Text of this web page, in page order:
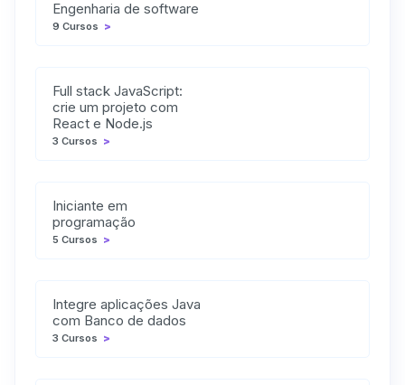
Engenharia de software
9 Cursos >
Full stack JavaScript:
crie um projeto com
React e Node.js
3 Cursos >
Iniciante em
programação
5 Cursos >
Integre aplicações Java
com Banco de dados
3 Cursos >